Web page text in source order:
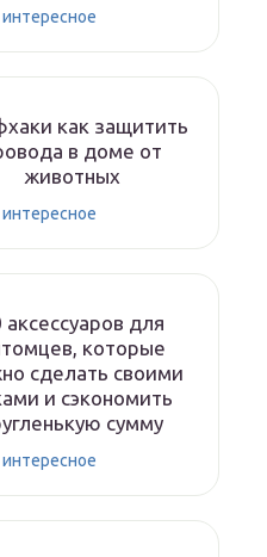
как защитить
в доме от
животных
аксессуаров для
которые
сделать своими
и сэкономить
сумму